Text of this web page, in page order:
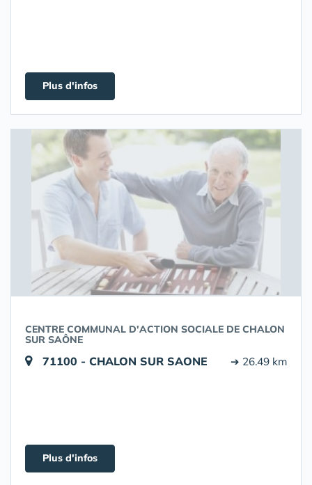
Plus d'infos
CENTRE COMMUNAL D'ACTION SOCIALE DE CHALON
SUR SAÔNE
71100 - CHALON SUR SAONE ➔ 26.49 km
Plus d'infos